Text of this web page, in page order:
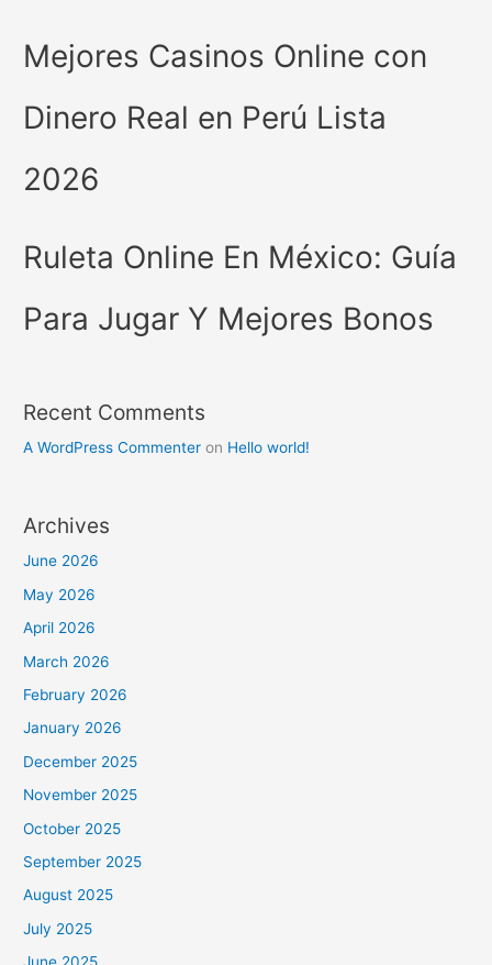
Mejores Casinos Online con
Dinero Real en Perú Lista
2026
Ruleta Online En México: Guía
Para Jugar Y Mejores Bonos
Recent Comments
A WordPress Commenter on Hello world!
Archives
June 2026
May 2026
April 2026
March 2026
February 2026
January 2026
December 2025
November 2025
October 2025
September 2025
August 2025
July 2025